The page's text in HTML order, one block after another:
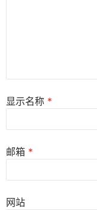
显示名称 *
邮箱 *
网站